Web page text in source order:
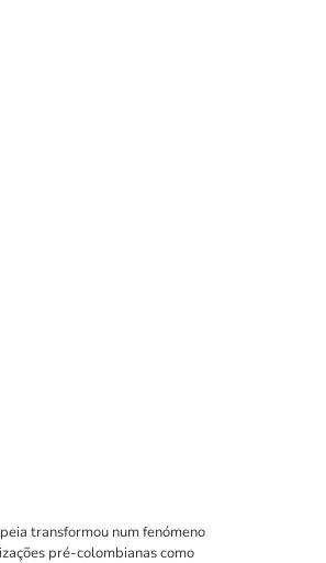
transformou num fenómeno
pré-colombianas como